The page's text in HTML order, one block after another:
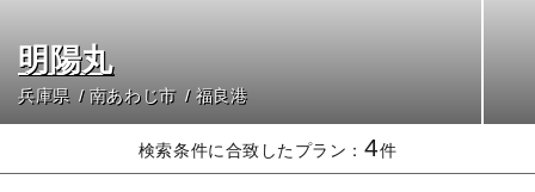
明陽丸
兵庫県 南あわじ市 福良港
検索条件に合致したプラン：4件